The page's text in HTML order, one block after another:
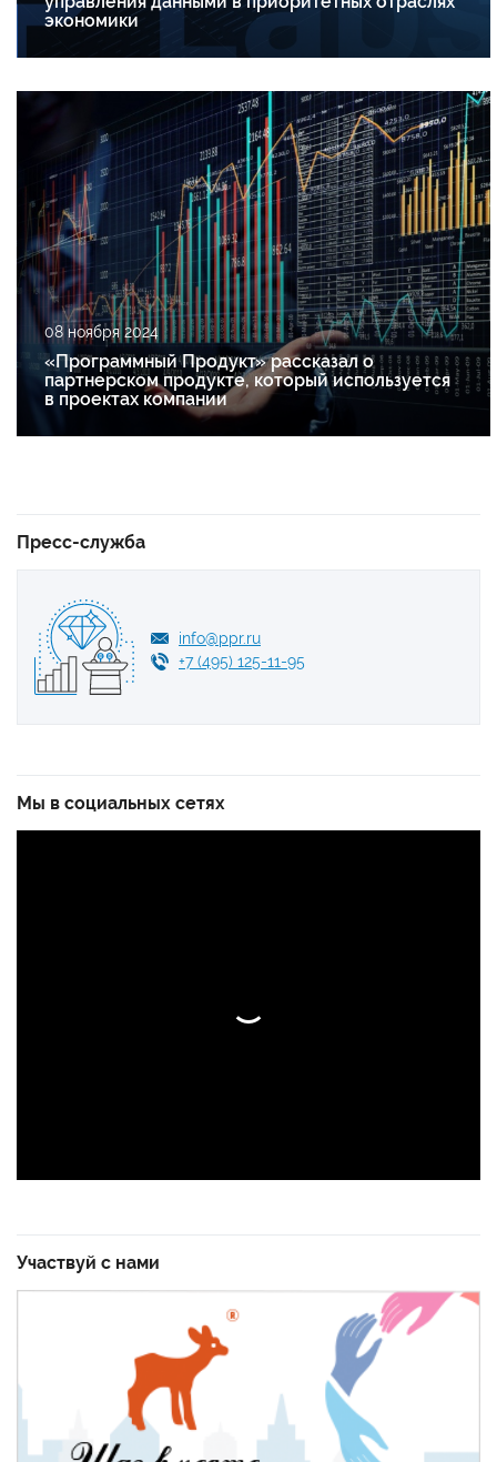
экономики
08 ноября 2024
«Программный Продукт» рассказал о
партнерском продукте, который используется
в проектах компании
Пресс-служба
info@ppr.ru
+7 (495) 125-11-95
Мы в социальных сетях
Участвуй с нами